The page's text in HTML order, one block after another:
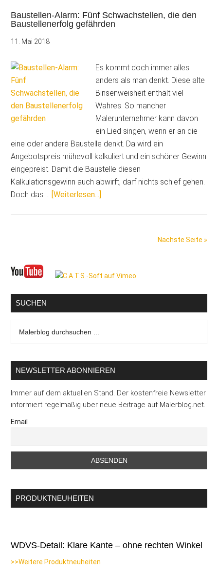
professionelle
Baustellen-Alarm: Fünf Schwachstellen, die den
Baustellenerfolg gefährden
11. Mai 2018
Es kommt doch immer alles
anders als man denkt. Diese alte
Binsenweisheit enthält viel
Wahres. So mancher
Malerunternehmer kann davon
ein Lied singen, wenn er an die
eine oder andere Baustelle denkt. Da wird ein
Angebotspreis mühevoll kalkuliert und ein schöner Gewinn
eingepreist. Damit die Baustelle diesen
Kalkulationsgewinn auch abwirft, darf nichts schief gehen.
Doch das … [Weiterlesen...]
Nächste Seite »
Seitenspalte
SUCHEN
durchsuchen
NEWSLETTER ABONNIEREN
Immer auf dem aktuellen Stand. Der kostenfreie Newsletter
informiert regelmäßig über neue Beiträge auf Malerblog.net.
Email
PRODUKTNEUHEITEN
WDVS-Detail: Klare Kante – ohne rechten Winkel
>>Weitere Produktneuheiten